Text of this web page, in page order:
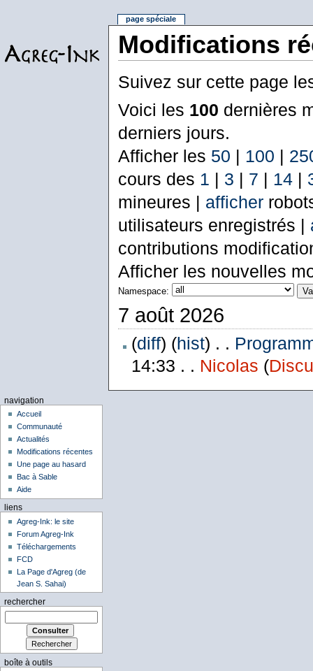
Modifications
Suivez sur cette page
Voici les 100 dernières
derniers jours.
Afficher les 50 | 100 |
cours des 1 | 3 | 7 | 14|
mineures | afficher
utilisateurs enregistrés |
contributions
Afficher les nouvelles
Namespace:
7 août 2026
(diff) (hist) . .
14:33 . . Nicolas (
page spéciale
navigation
Accueil
Communauté
Actualités
Modifications récentes
Une page au hasard
Bac à Sable
Aide
liens
Agreg-Ink: le site
Forum Agreg-Ink
Téléchargements
FCD
La Page d'Agreg (de
Jean S. Sahai)
rechercher
boîte à outils